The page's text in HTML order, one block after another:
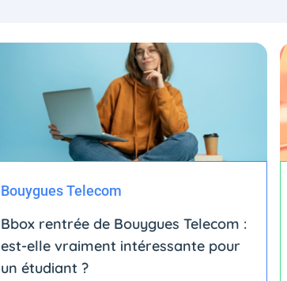
Bouygues Telecom
Bbox rentrée de Bouygues Telecom :
est-elle vraiment intéressante pour
un étudiant ?